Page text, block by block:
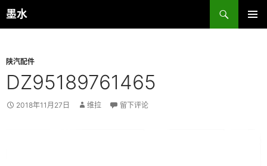
跳
至
墨水
搜
索
陕汽配件
DZ95189761465
2018年11月27日 维拉 留下评论